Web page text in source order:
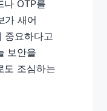
나 OTP를
가 새어
중요하다고
보안을
도 조심하는